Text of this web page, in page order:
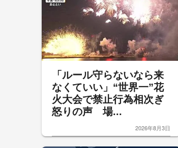
「ルール守らないなら来
なくていい」“世界一”花
火大会で禁止行為相次ぎ
怒りの声 場...
2026年8月3日